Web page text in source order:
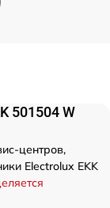
501504 W
центров,
Electrolux EKK